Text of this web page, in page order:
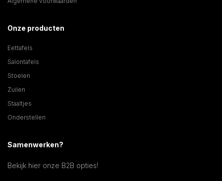
Onze producten
Eettafels
Salontafels
Stoelen
Zuilen
Staaltjes
Onderstellen
Samenwerken?
Bekijk hier onze B2B opties!